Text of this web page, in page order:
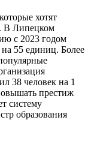
хотят
В Липецком
с 2023 годом
55 единиц. Более
38 человек на 1
престиж
систему
образования